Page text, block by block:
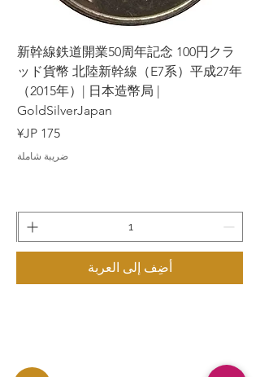
新幹線鉄道開業50周年記念 100円クラ
ッド貨幣 北陸新幹線（E7系）平成27年
（2015年）| 日本造幣局 |
GoldSilverJapan
السعر
ضريبة شاملة
أضِف إلى العربة